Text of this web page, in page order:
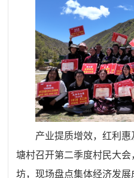
产业提质增效，红利
塘村召开第二季度村民大
坊，现场盘点集体经济发